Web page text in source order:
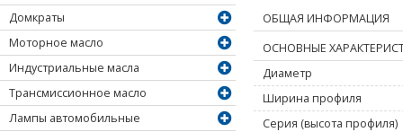
Домкраты
Моторное масло
Индустриальные масла
Трансмиссионное масло
Лампы автомобильные
ОБЩАЯ ИНФОРМАЦИЯ
ОСНОВНЫЕ
Диаметр
Ширина профиля
Серия (высота профиля)